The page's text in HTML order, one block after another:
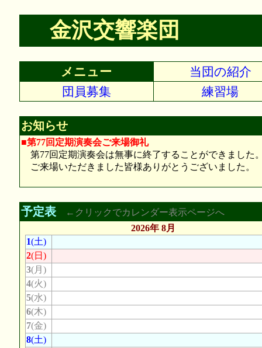
金沢交響楽団
メニュー
当団の紹介
団員募集
練習場
お知らせ
■第77回定期演奏会ご来場御礼
第77回定期演奏会は無事に終了することができました
ご来場いただきました皆様ありがとうございました。
予定表←クリックでカレンダー表示ページへ
2026年 8月
1(土)
2(日)
3(月)
4(火)
5(水)
6(木)
7(金)
8(土)